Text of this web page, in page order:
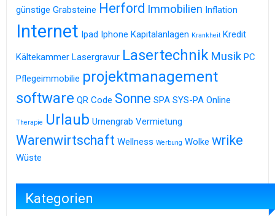
günstige Grabsteine Herford Immobilien Inflation
Internet Ipad Iphone Kapitalanlagen Krankheit Kredit
Kältekammer Lasergravur Lasertechnik Musik PC
Pflegeimmobilie projektmanagement
software QR Code Sonne SPA SYS-PA Online
Therapie Urlaub Urnengrab Vermietung
Warenwirtschaft Wellness Werbung Wolke wrike
Wüste
Kategorien